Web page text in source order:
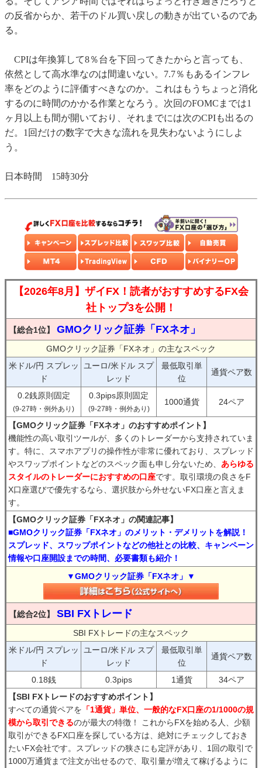
の反省からか、若干のドル買い戻しの動きが出ているのであ
る。
CPIは年換算して8％台を下回ってきたからと言っても、
依然として高水準なのは間違いない。7.7％もあるインフレ
率をどのように評価すべきなのか。これはもうちょっと消化
するのに時間のかかる作業となろう。次回のFOMCまでは1
ヶ月以上も間が開いており、それまでには次のCPIも出るの
だ。1回だけの数字で大きな流れを見失わないようにしよ
う。
日本時間 15時30分
【2026年8月】ザイFX！読者がおすすめするFX会
社トップ3を公開！
【総合1位】 GMOクリック証券「FXネオ」
GMOクリック証券「FXネオ」の主なスペック
米ドル/円 スプレッ
ド
ユーロ/米ドル スプ
レッド
最低取引単
位
通貨ペア数
0.2銭原則固定
(9-27時・例外あり)
0.3pips原則固定
(9-27時・例外あり)
1000通貨 24ペア
【GMOクリック証券「FXネオ」のおすすめポイント】
機能性の高い取引ツールが、多くのトレーダーから支持されていま
す。特に、スマホアプリの操作性が非常に優れており、スプレッド
やスワップポイントなどのスペック面も申し分ないため、 あらゆる
スタイルのトレーダーにおすすめの口座です。取引環境の良さをF
X口座選びで優先するなら、選択肢から外せないFX口座と言えま
す。
【GMOクリック証券「FXネオ」の関連記事】
■GMOクリック証券「FXネオ」のメリット・デメリットを解説！
スプレッド、スワップポイントなどの他社との比較、キャンペーン
情報や口座開設までの時間、必要書類も紹介！
▼GMOクリック証券「FXネオ」▼
【総合2位】 SBI FXトレード
SBI FXトレードの主なスペック
米ドル/円 スプレッ
ド
ユーロ/米ドル スプ
レッド
最低取引単
位
通貨ペア数
0.18銭 0.3pips 1通貨
34ペア
【SBI FXトレードのおすすめポイント】
すべての通貨ペアを 「1通貨」単位、一般的なFX口座の1/1000の規
模から取引できるのが最大の特徴！ これからFXを始める人、少額
取引ができるFX口座を探している方は、絶対にチェックしておき
たいFX会社です。スプレッドの狭さにも定評があり、1回の取引で
1000万通貨まで注文が出せるので、取引量が増えて稼げるように